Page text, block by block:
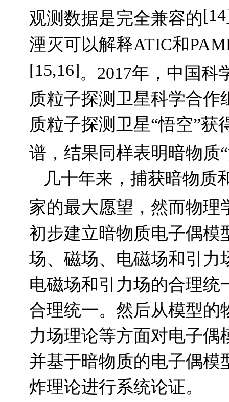
观测数据是完全兼容的[14
湮灭可以解释ATIC和
[15,16]。 2017年，中国科
质粒子探测卫星科学合作
质粒子探测卫星“悟空”
谱，结果同样表明暗物质
几十年来，捕获暗物质
家的最大愿望，然而物理
初步建立暗物质电子偶模
场、磁场、电磁场和引力
电磁场和引力场的合理统
合理统一。然后从模型的
力场理论等方面对电子
并基于暗物质的电子偶模
炸理论进行系统论证。